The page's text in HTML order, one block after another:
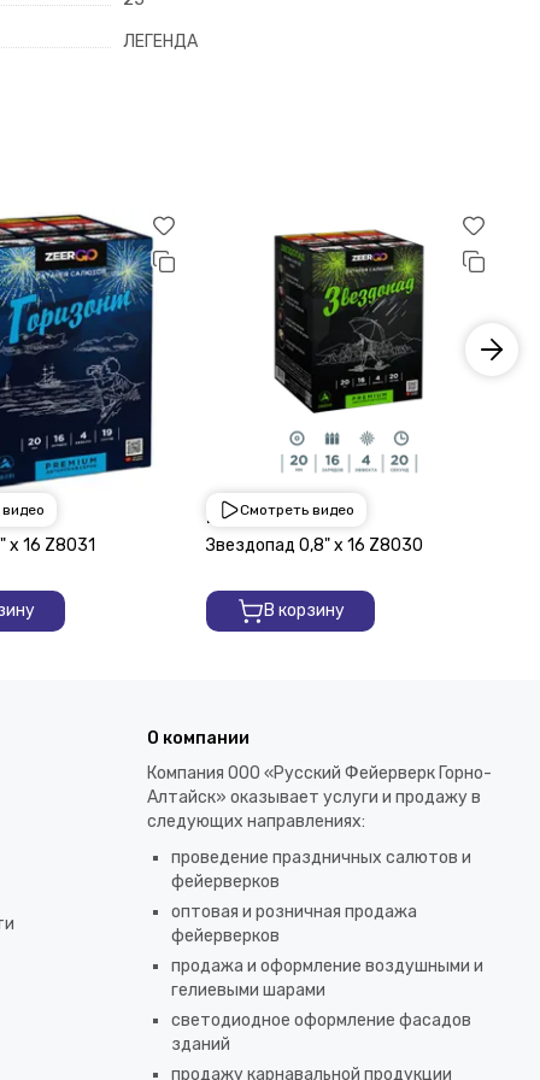
ЛЕГЕНДА
х 16 Z8031
Смотреть видео
2 250 ₽
Звездопад 0,8" х 16 Z8030
В корзину
О компании
Компания ООО «Русский Фейерверк Горно-
Алтайск» оказывает услуги и продажу в
следующих направлениях:
проведение праздничных салютов и
фейерверков
оптовая и розничная продажа
фейерверков
продажа и оформление воздушными и
гелиевыми шарами
светодиодное оформление фасадов
зданий
продажу карнавальной продукции